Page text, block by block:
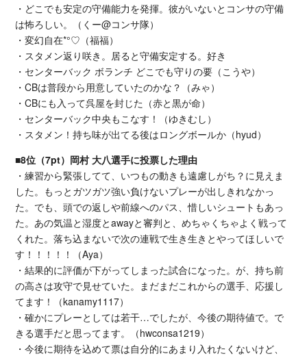
・どこでも安定の守備能力を発揮。彼がいないとコンサの守備
は怖ろしい。（くー@コンサ隊）
・変幻自在*°♡（福福）
・スタメン返り咲き。居ると守備安定する。好き
・センターバック ボランチ どこでも守りの要（こうや）
・CBは普段から用意していたのかな？（みゃ）
・CBにも入って呉屋を封じた（赤と黒が命）
・センターバック中央もこなす！（ゆきむし）
・スタメン！持ち味が出てる後はロングボールか（hyud）
■8位（7pt）岡村 大八選手に投票した理由
・練習から緊張してて、いつもの動きも遠慮しがち？に見えま
した。もっとガツガツ強い負けないプレーが出しきれなかっ
た。でも、頭での返しや前線へのパス、惜しいシュートもあっ
た。あの気温と湿度とawayと審判と、めちゃくちゃよく戦って
くれた。落ち込まないで次の連戦で生き生きとやってほしいで
す！！！！！（Aya）
・結果的に評価が下がってしまった試合になった。が、持ち前
の高さは攻守で見せていた。まだまだこれからの選手、応援し
てます！（kanamy1117）
・確かにプレーとしては若干…でしたが、今後の期待値で。で
きる選手だと思ってます。（hwconsa1219）
・今後に期待を込めて票は自分的にあまり入れたくないけど、